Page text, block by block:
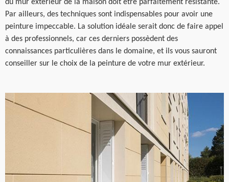
du mur extérieur de la maison doit être parfaitement résistante.
Par ailleurs, des techniques sont indispensables pour avoir une
peinture impeccable. La solution idéale serait donc de faire appel
à des professionnels, car ces derniers possèdent des
connaissances particulières dans le domaine, et ils vous sauront
conseiller sur le choix de la peinture de votre mur extérieur.